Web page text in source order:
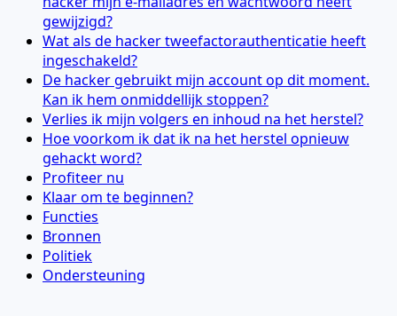
gewijzigd?
Wat als de hacker tweefactorauthenticatie heeft
ingeschakeld?
De hacker gebruikt mijn account op dit moment.
Kan ik hem onmiddellijk stoppen?
Verlies ik mijn volgers en inhoud na het herstel?
Hoe voorkom ik dat ik na het herstel opnieuw
gehackt word?
Profiteer nu
Klaar om te beginnen?
Functies
Bronnen
Politiek
Ondersteuning